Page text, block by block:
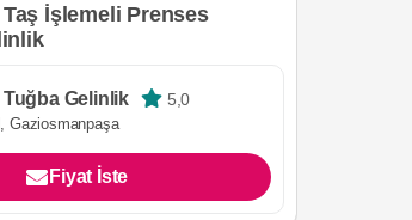
İşlemeli Prenses
Gelinlik 5,0
Gaziosmanpaşa
Fiyat İste